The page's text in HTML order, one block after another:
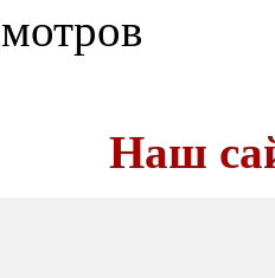
Наш